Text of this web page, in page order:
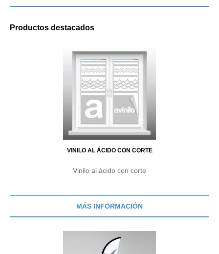
Productos destacados
VINILO AL ÁCIDO CON CORTE
Vinilo al ácido con corte
MÁS INFORMACIÓN